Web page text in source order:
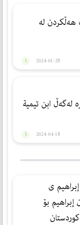
لە
2024-01-28
لەگەڵ ابن تیمیة
2024-04-18
ى
إبراهیم بۆ